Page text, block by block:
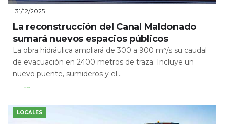
31/12/2025
La reconstrucción del Canal Maldonado
sumará nuevos espacios públicos
La obra hidráulica ampliará de 300 a 900 m³/s su caudal
de evacuación en 2400 metros de traza. Incluye un
nuevo puente, sumideros y el...
Leer Más
LOCALES